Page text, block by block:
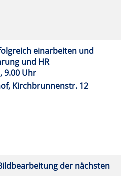
einarbeiten und
und HR
9.00 Uhr
Kirchbrunnenstr. 12
der nächsten